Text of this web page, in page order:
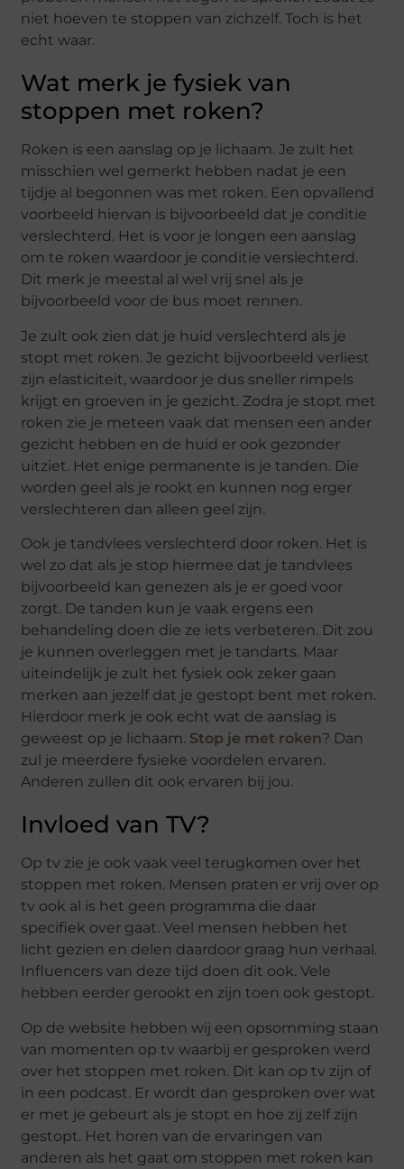
niet hoeven te stoppen van zichzelf. Toch is het
echt waar.
Wat merk je fysiek van
stoppen met roken?
Roken is een aanslag op je lichaam. Je zult het
misschien wel gemerkt hebben nadat je een
tijdje al begonnen was met roken. Een opvallend
voorbeeld hiervan is bijvoorbeeld dat je conditie
verslechterd. Het is voor je longen een aanslag
om te roken waardoor je conditie verslechterd.
Dit merk je meestal al wel vrij snel als je
bijvoorbeeld voor de bus moet rennen.
Je zult ook zien dat je huid verslechterd als je
stopt met roken. Je gezicht bijvoorbeeld verliest
zijn elasticiteit, waardoor je dus sneller rimpels
krijgt en groeven in je gezicht. Zodra je stopt met
roken zie je meteen vaak dat mensen een ander
gezicht hebben en de huid er ook gezonder
uitziet. Het enige permanente is je tanden. Die
worden geel als je rookt en kunnen nog erger
verslechteren dan alleen geel zijn.
Ook je tandvlees verslechterd door roken. Het is
wel zo dat als je stop hiermee dat je tandvlees
bijvoorbeeld kan genezen als je er goed voor
zorgt. De tanden kun je vaak ergens een
behandeling doen die ze iets verbeteren. Dit zou
je kunnen overleggen met je tandarts. Maar
uiteindelijk je zult het fysiek ook zeker gaan
merken aan jezelf dat je gestopt bent met roken.
Hierdoor merk je ook echt wat de aanslag is
geweest op je lichaam. Stop je met roken? Dan
zul je meerdere fysieke voordelen ervaren.
Anderen zullen dit ook ervaren bij jou.
Invloed van TV?
Op tv zie je ook vaak veel terugkomen over het
stoppen met roken. Mensen praten er vrij over op
tv ook al is het geen programma die daar
specifiek over gaat. Veel mensen hebben het
licht gezien en delen daardoor graag hun verhaal.
Influencers van deze tijd doen dit ook. Vele
hebben eerder gerookt en zijn toen ook gestopt.
Op de website hebben wij een opsomming staan
van momenten op tv waarbij er gesproken werd
over het stoppen met roken. Dit kan op tv zijn of
in een podcast. Er wordt dan gesproken over wat
er met je gebeurt als je stopt en hoe zij zelf zijn
gestopt. Het horen van de ervaringen van
anderen als het gaat om stoppen met roken kan